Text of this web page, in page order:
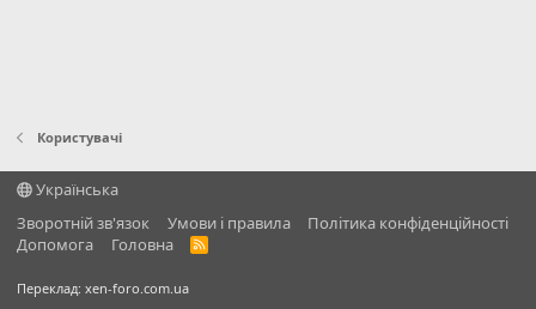
Користувачі
Українська
Зворотній зв'язок
Умови і правила
Політика конфіденційності
Дoпoмoга
Головна
R
Переклад: xen-foro.com.ua